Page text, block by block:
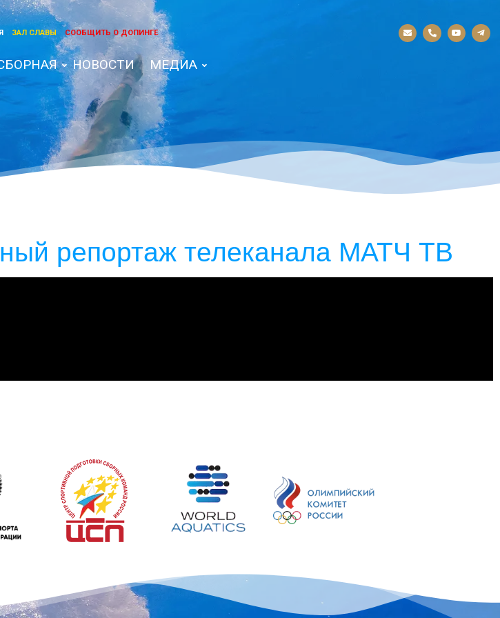
ЗАЛ СЛАВЫ СООБЩИТЬ О ДОПИНГЕ
НОВОСТИ МЕДИА
репортаж телеканала МАТЧ ТВ